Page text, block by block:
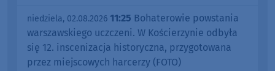
niedziela, 02.08.2026 11:25 Bohaterowie powstania
warszawskiego uczczeni. W Kościerzynie odbyła
się 12. inscenizacja historyczna, przygotowana
przez miejscowych harcerzy (FOTO)